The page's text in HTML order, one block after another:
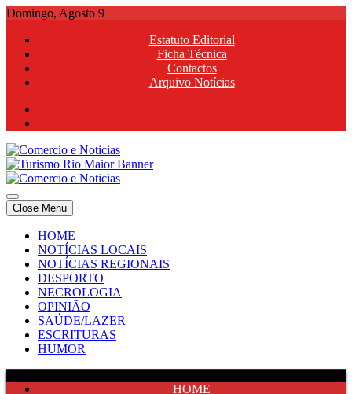
Skip
content
Domingo, Agosto 9
Estatuto Editorial
Ficha Técnica
Contactos
Arquivo Notícias
Comercio e Noticias
Notícias e Publicidade Online
Comercio e Noticias
Notícias e Publicidade Online
Close Menu
HOME
NOTÍCIAS LOCAIS
NOTÍCIAS REGIONAIS
DESPORTO
NECROLOGIA
OPINIÃO
SAÚDE/LAZER
ESCRITURAS
HUMOR
HOME